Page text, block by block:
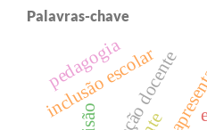
Palavras-chave
inclusão escolar
pedagogia